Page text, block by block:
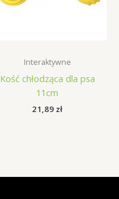
Interaktywne
Kość chłodząca dla psa
11cm
21,89 zł